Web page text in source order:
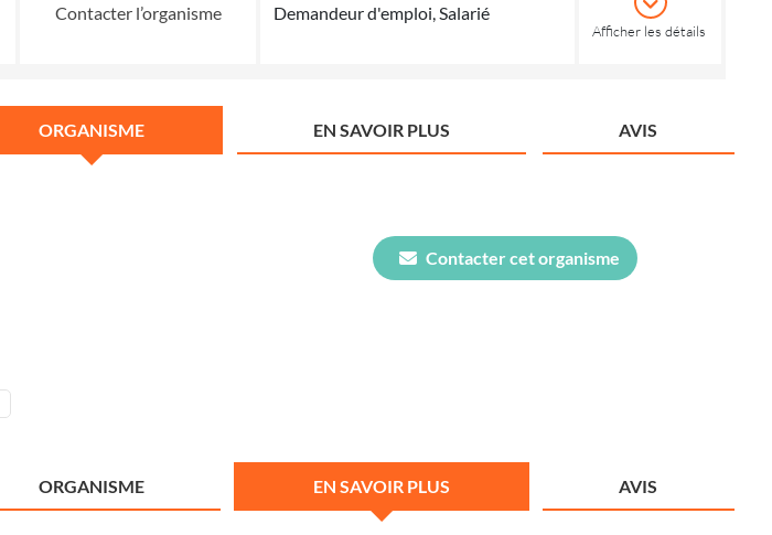
Contacter l’organisme Demandeur d'emploi, Salarié
Afficher les détails
ORGANISME EN SAVOIR PLUS AVIS
Contacter cet organisme
ORGANISME EN SAVOIR PLUS AVIS